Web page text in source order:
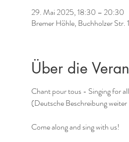
29. Mai 2025, 18:30 – 20:30
Bremer Höhle, Buchholzer
Über die
Chant pour tous - Singing for
(Deutsche Beschreibung
Come along and sing with us!